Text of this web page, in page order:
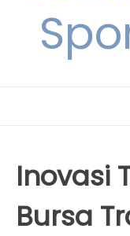
Inovasi
Bursa